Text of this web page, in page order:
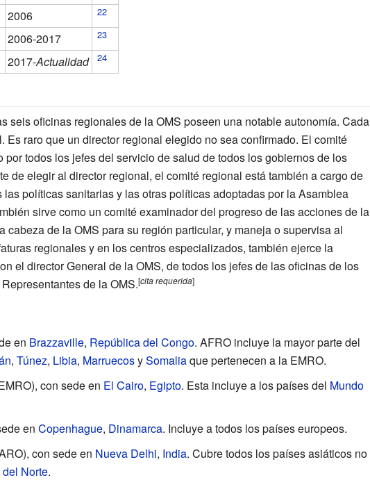
2006
2006-2017
2017-Actualidad
seis oficinas regionales de la OMS poseen una notable autonomía. Cada
raro que un director regional elegido no sea confirmado. El comité
todos los jefes del servicio de salud de todos los gobiernos de los
de elegir al director regional, el comité regional está también a cargo de
políticas sanitarias y las otras políticas adoptadas por la Asamblea
sirve como un comité examinador del progreso de las acciones de la
de la OMS para su región particular, y maneja o supervisa al
regionales y en los centros especializados, también ejerce la
el director General de la OMS, de todos los jefes de las oficinas de los
de la OMS.[cita requerida]
en Brazzaville, República del Congo. AFRO incluye la mayor parte del
, Túnez, Libia, MarruecosySomaliaque pertenecen a la EMRO.
con sede en El Cairo, Egipto. Esta incluye a los países del Mundo
en Copenhague, Dinamarca. Incluye a todos los países europeos.
con sede en Nueva Delhi, India. Cubre todos los países asiáticos no
Norte.